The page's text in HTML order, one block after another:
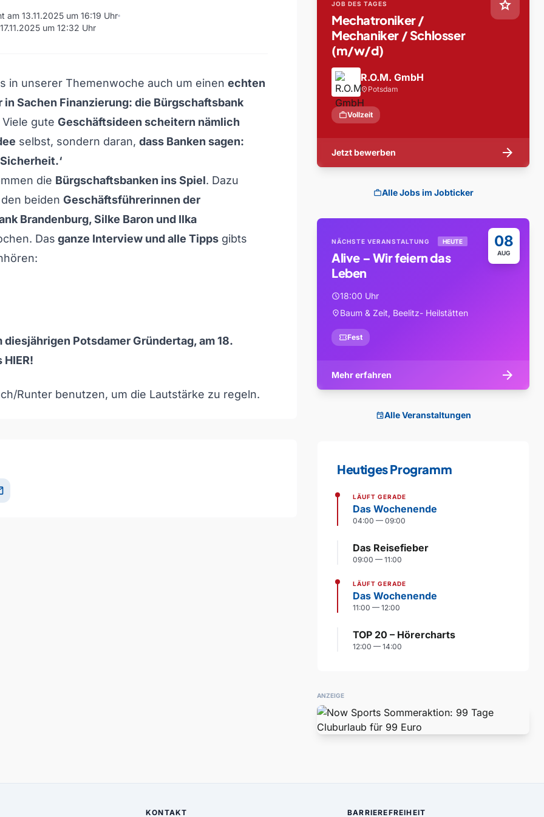
am 13.11.2025 um 16:19 Uhr
um 12:32 Uhr
in unserer Themenwoche auch um einen echten
in Sachen Finanzierung: die Bürgschaftsbank
Viele gute Geschäftsideen scheitern nämlich
selbst, sondern daran, dass Banken sagen:
die Bürgschaftsbanken ins Spiel. Dazu
beiden Geschäftsführerinnen der
Brandenburg, Silke Baron und Ilka
Das ganze Interview und alle Tipps gibts
Runter benutzen, um die Lautstärke zu regeln.
diesjährigen Potsdamer Gründertag, am 18.
HIER!
star
JOB DES TAGES
Mechatroniker /
Mechaniker / Schlosser
(m/w/d)
R.O.M. GmbH
location_on Potsdam
workVollzeit
Jetzt bewerben arrow_forward
workAlle Jobs im Jobticker
08
AUG
NÄCHSTE VERANSTALTUNG HEUTE
Alive – Wir feiern das
Leben
schedule18:00 Uhr
location_onBaum & Zeit, Beelitz- Heilstätten
confirmation_numberFest
Mehr erfahren arrow_forward
eventAlle Veranstaltungen
Heutiges Programm
LÄUFT GERADE
Das Wochenende
04:00 — 09:00
Das Reisefieber
09:00 — 11:00
LÄUFT GERADE
Das Wochenende
11:00 — 12:00
TOP 20 – Hörercharts
12:00 — 14:00
ANZEIGE
KONTAKT BARRIEREFREIHEIT